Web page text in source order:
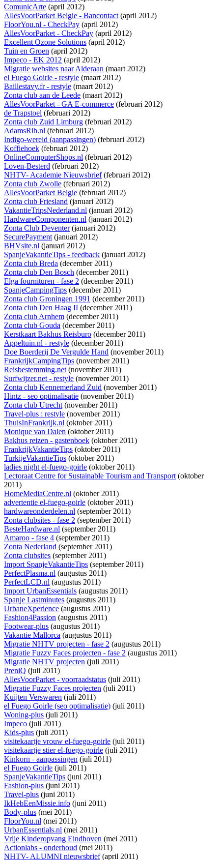
ComunicArte (april 2012)
AllesVoorParket Belgie - Bancontact(april 2012)
FloorYou.nl - CheckPay (april 2012)
AllesVoorParket - CheckPay (april 2012)
Excellent Ozone Solutions (april 2012)
Tuin en Groen (april 2012)
Impeco - EK 2012 (april 2012)
Migratie websites naar Alderaan (maart 2012)
el Fuego Goirle - restyle (maart 2012)
Baillestavy.fr - restyle (maart 2012)
Zonta club aan de Leede (maart 2012)
AllesVoorParket - GA E-commerce (februari 2012)
de Trapstoel (februari 2012)
Zonta club Zuid Limburg (februari 2012)
AdamsRib.nl (februari 2012)
Indigo-wereld (aanpassingen) (februari 2012)
Koffiehoek (februari 2012)
OnlineComputerShops.nl (februari 2012)
Loven-Besterd (februari 2012)
NHTV- Academie Nieuwsbrief(februari 2012)
Zonta club Zwolle (februari 2012)
AllesVoorParket Belgie (februari 2012)
Zonta club Friesland (januari 2012)
VakantieTripsNederland.nl (januari 2012)
HardwareComponenten.nl (januari 2012)
Zonta Club Deventer(januari 2012)
SecurePayment(januari 2012)
BHVsite.nl (januari 2012)
SpanjeVakantieTips - feedback (januari 2012)
Zonta club Breda (december 2011)
Zonta club Den Bosch (december 2011)
Elga fournituren - fase 2 (december 2011)
SpanjeCampingTips (december 2011)
Zonta club Groningen 1991 (december 2011)
Zonta club Den Haag II (december 2011)
Zonta club Arnhem (december 2011)
Zonta club Gouda (december 2011)
Kerstkaart Bakhus Reisburo (december 2011)
Appeltuin.nl - restyle (december 2011)
Doe Boerderij De Vergulde Hand (november 2011)
FrankrijkCampingTips (november 2011)
Reisbestemming.net(november 2011)
Surfwijzer.net - restyle (november 2011)
Zonta club Kennemerland Zuid (november 2011)
Hintz - seo optimalisatie (november 2011)
Zonta club Utrecht(november 2011)
Travel-plus : restyle (november 2011)
ThuisInFrankrijk.nl (oktober 2011)
Monique van Dalen (oktober 2011)
Bakhus reizen - gastenboek (oktober 2011)
FrankrijkVakantieTips (oktober 2011)
TurkijeVakantieTips (oktober 2011)
ladies night el-fuego-goirle (oktober 2011)
Lectoraat Centre for Sustainable Tourism and Transport(oktober
2011)
HomeMediaCentre.nl (oktober 2011)
advertentie el-fuego-goirle (oktober 2011)
hardwareonderdelen.nl (september 2011)
Zonta clubsites - fase 2 (september 2011)
BesteHardware.nl (september 2011)
Amaroo - fase 4 (september 2011)
Zonta Nederland (september 2011)
Zonta clubsites (september 2011)
Import SpanjeVakantieTips (september 2011)
PerfectPlasma.nl (augustus 2011)
PerfectLCD.nl (augustus 2011)
Import UrbanEssentials (augustus 2011)
Spanje Lastminutes (augustus 2011)
UrbaneXperience (augustus 2011)
Fashion4Passion (augustus 2011)
Footwear-plus (augustus 2011)
Vakantie Mallorca (augustus 2011)
Migratie NHTV projecten - fase 2 (augustus 2011)
Migratie Fuzzy Faces projecten - fase 2 (augustus 2011)
Migratie NHTV projecten (juli 2011)
PreniQ (juli 2011)
AllesVoorParket - voorraadstatus (juli 2011)
Migratie Fuzzy Faces projecten (juli 2011)
Kuijten Verswaren (juli 2011)
el Fuego Goirle (seo optimalisatie) (juli 2011)
Woning-plus (juli 2011)
Impeco (juli 2011)
Kids-plus (juli 2011)
visitekaartje vrouw el-fuego-goirle (juli 2011)
visitekaartje stier el-fuego-goirle (juli 2011)
Kinkorn - aanpassingen (juli 2011)
el Fuego Goirle (juli 2011)
SpanjeVakantieTips (juni 2011)
Fashion-plus (juni 2011)
Travel-plus (juni 2011)
IkHebEenMissie.info (juni 2011)
Body-plus (mei 2011)
FloorYou.nl (mei 2011)
UrbanEssentials.nl (mei 2011)
Vrije Kinderopvang Eindhoven (mei 2011)
Actionlabs - onderhoud (mei 2011)
NHTV- ALUMNI nieuwsbrief(april 2011)